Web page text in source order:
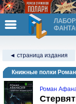
◄ страница издания
Книжные полки
Роман